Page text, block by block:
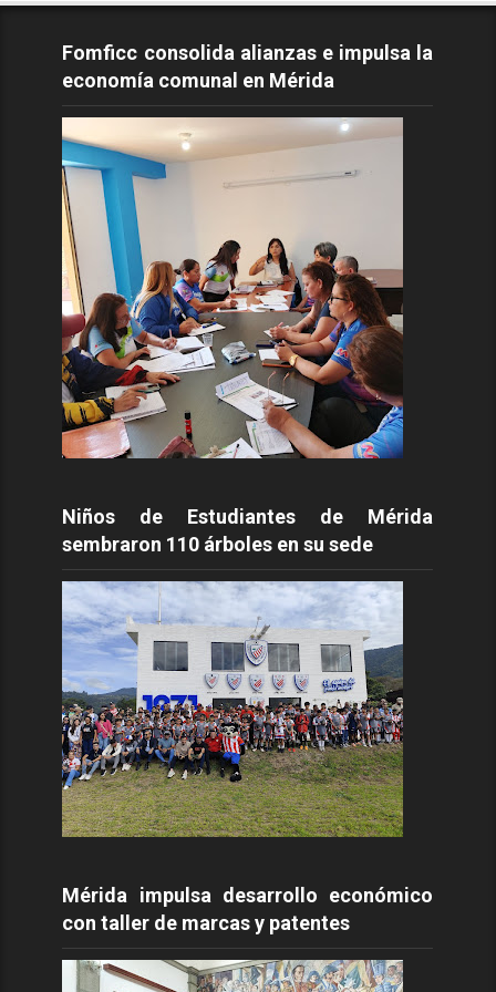
Fomficc consolida alianzas e impulsa la
economía comunal en Mérida
Niños de Estudiantes de Mérida
sembraron 110 árboles en su sede
Mérida impulsa desarrollo económico
con taller de marcas y patentes